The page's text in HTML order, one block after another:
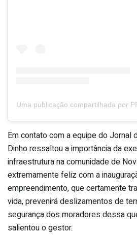
Em contato com a equipe do Jornal
Dinho ressaltou a importância da
infraestrutura na comunidade de
extremamente feliz com a
empreendimento, que certamente
vida, prevenirá deslizamentos de
segurança dos moradores dessa
salientou o gestor.